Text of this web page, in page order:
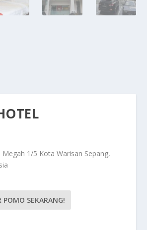
Megah 1/5 Kota Warisan Sepang,
POMO SEKARANG!